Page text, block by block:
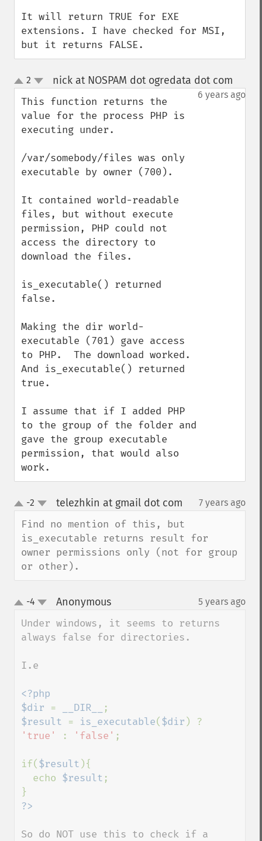
It will return TRUE for EXE
extensions. I have checked for MSI,
but it returns FALSE.
up
down
2 nick at NOSPAM dot ogredata dot com
6 years ago
This function returns the
value for the process PHP is
executing under.
/var/somebody/files was only
executable by owner (700).
It contained world-readable
files, but without execute
permission, PHP could not
access the directory to
download the files.
is_executable() returned
false.
Making the dir world-
executable (701) gave access
to PHP.  The download worked.
And is_executable() returned
true.
I assume that if I added PHP
to the group of the folder and
gave the group executable
permission, that would also
work.
up
down
-2 telezhkin at gmail dot com 7 years ago
Find no mention of this, but
is_executable returns result for
owner permissions only (not for group
or other).
up-4 Anonymous¶ 5 years ago
Under windows, it seems to returns
always false for directories.
I.e
<?php
$dir = __DIR__
$result = is_executable( $dir
'true'
: 'false' ;
if( $result ){
  echo
$result ;
So do NOT use this to check if a